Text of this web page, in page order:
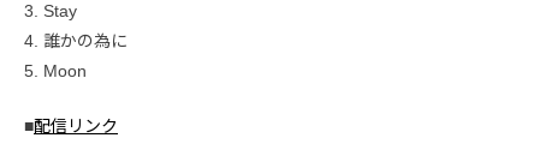
3. Stay
4. 誰かの為に
5. Moon
■配信リンク